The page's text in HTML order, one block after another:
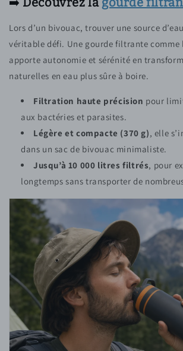
Lors d’un bivouac, trouver une source
véritable défi. Une gourde filtrante comme
apporte autonomie et sérénité en
naturelles en eau plus sûre à boire.
Filtration haute précision pour
aux bactéries et parasites.
Légère et compacte (370 g), elle
dans un sac de bivouac minimaliste.
Jusqu’à 10 000 litres filtrés, pour
longtemps sans transporter de